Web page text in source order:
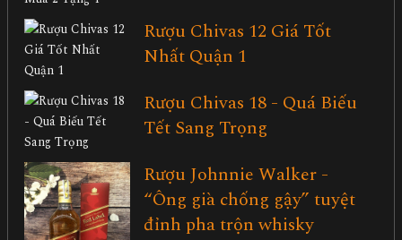
Rượu Chivas 12 Giá Tốt
Nhất Quận 1
Rượu Chivas 18 - Quá Biếu
Tết Sang Trọng
Rượu Johnnie Walker -
“Ông già chống gậy” tuyệt
đỉnh pha trộn whisky